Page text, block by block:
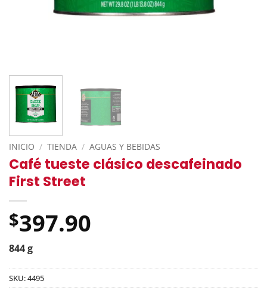
INICIO / TIENDA / AGUAS Y BEBIDAS
Café tueste clásico descafeinado
First Street
$397.90
844 g
SKU:4495